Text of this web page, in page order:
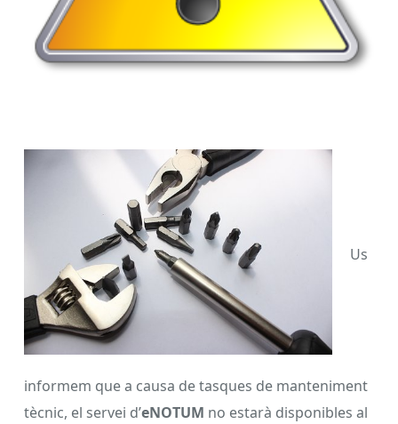
Us
informem que a causa de tasques de manteniment
tècnic, el servei d’eNOTUM no estarà disponibles al